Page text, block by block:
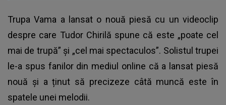
Trupa Vama a lansat o nouă piesă cu un videoclip
despre care Tudor Chirilă spune că este „poate cel
mai de trupă” și „cel mai spectaculos”. Solistul trupei
le-a spus fanilor din mediul online că a lansat piesă
nouă și a ținut să precizeze câtă muncă este în
spatele unei melodii.